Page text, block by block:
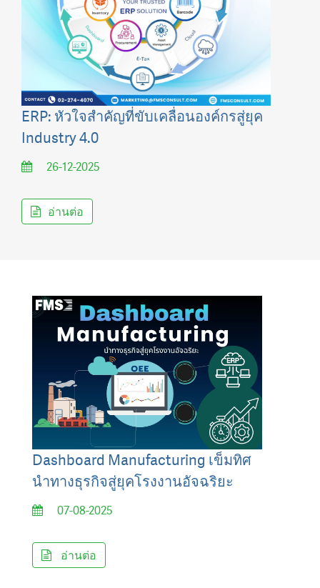
ERP: หัวใจสำคัญที่ขับเคลื่อนองค์กรสู่ยุค
Industry 4.0
26-12-2025
อ่านต่อ
Dashboard Manufacturing เข็มทิศ
นำทางธุรกิจสู่ยุคโรงงานอัจฉริยะ
07-08-2025
อ่านต่อ